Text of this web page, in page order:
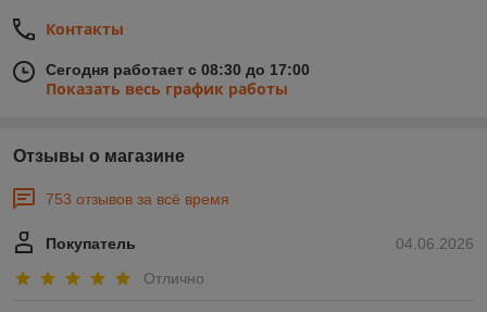
Контакты
Сегодня работает с 08:30 до 17:00
Показать весь график работы
Отзывы о магазине
753 отзывов за всё время
04.06.2026
Покупатель
Отлично